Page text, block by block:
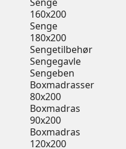
160x200
Senge
180x200
Sengetilbehør
Sengegavle
Sengeben
Boxmadrasser
80x200
Boxmadras
90x200
Boxmadras
120x200